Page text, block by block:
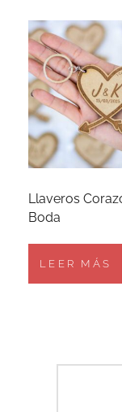
Llaveros
Boda
LEER MÁS